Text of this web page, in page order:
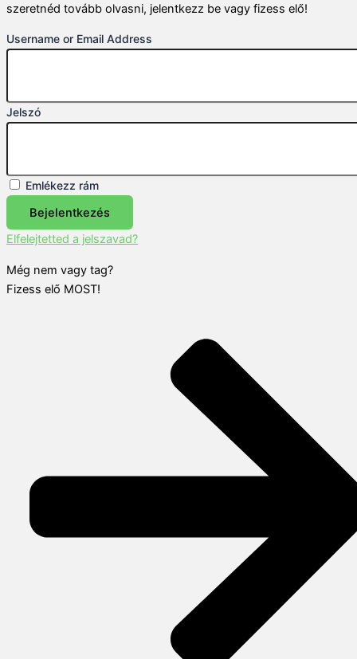
szeretnéd tovább olvasni, jelentkezz be vagy fizess elő!
Username or Email Address
Jelszó
Emlékezz rám
Bejelentkezés
Elfelejtetted a jelszavad?
Még nem vagy tag?
Fizess elő MOST!